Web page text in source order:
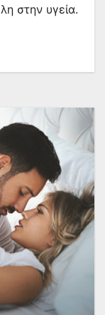
στην υγεία.